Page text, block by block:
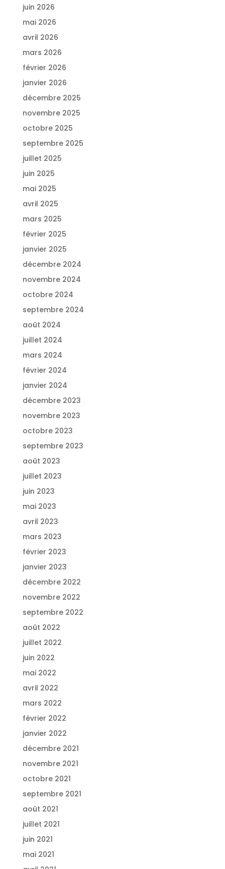
juin 2026
mai 2026
avril 2026
mars 2026
février 2026
janvier 2026
décembre 2025
novembre 2025
octobre 2025
septembre 2025
juillet 2025
juin 2025
mai 2025
avril 2025
mars 2025
février 2025
janvier 2025
décembre 2024
novembre 2024
octobre 2024
septembre 2024
août 2024
juillet 2024
mars 2024
février 2024
janvier 2024
décembre 2023
novembre 2023
octobre 2023
septembre 2023
août 2023
juillet 2023
juin 2023
mai 2023
avril 2023
mars 2023
février 2023
janvier 2023
décembre 2022
novembre 2022
septembre 2022
août 2022
juillet 2022
juin 2022
mai 2022
avril 2022
mars 2022
février 2022
janvier 2022
décembre 2021
novembre 2021
octobre 2021
septembre 2021
août 2021
juillet 2021
juin 2021
mai 2021